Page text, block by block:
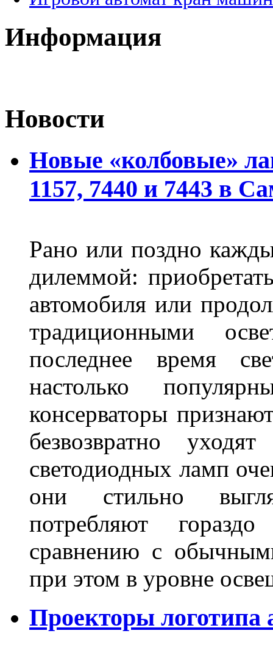
Информация
Новости
Новые «колбовые»
1157, 7440 и 7443 в
Рано или поздно
дилеммой:
автомобиля или
традиционными
последнее время
настолько
консерваторы
безвозвратно
светодиодных ламп
они стильно
потребляют
сравнению с
при этом в уровне
Проекторы логотипа